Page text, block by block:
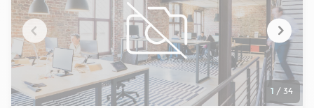
La provision pour charges inclut les charges privatives de
chauffage et de climatisation, pour un montant total de
20,57 € HT/m²/an
- Type de bail : Commercial
- Durée : 3/6/9 ans
- Fiscalité : TVA
- Indice : ILAT
- Indexation : Annuelle
1 / 34